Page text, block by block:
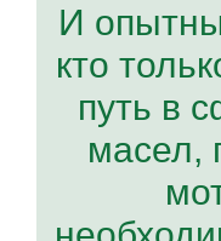
И
кто
путь в
масел,